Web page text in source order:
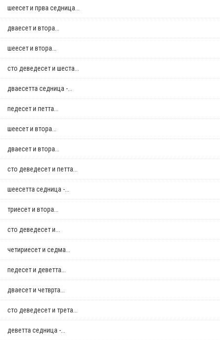
шеесет и прва седница...
дваесет и втора...
шеесет и втора...
сто деведесет и шеста...
дваесетта седница -...
педесет и петта...
шеесет и втора...
дваесет и втора...
сто деведесет и петта...
шеесетта седница -...
триесет и втора...
сто деведесет и...
четириесет и седма...
педесет и деветта...
дваесет и четврта...
сто деведесет и трета...
деветта седница -...